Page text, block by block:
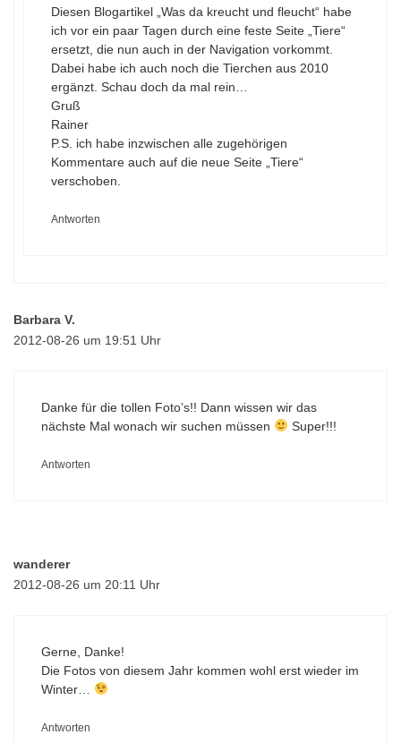
Diesen Blogartikel „Was da kreucht und fleucht“ habe
ich vor ein paar Tagen durch eine feste Seite „Tiere“
ersetzt, die nun auch in der Navigation vorkommt.
Dabei habe ich auch noch die Tierchen aus 2010
ergänzt. Schau doch da mal rein…
Gruß
Rainer
P.S. ich habe inzwischen alle zugehörigen
Kommentare auch auf die neue Seite „Tiere“
verschoben.
Antworten
Barbara V.
2012-08-26 um 19:51 Uhr
Danke für die tollen Foto’s!! Dann wissen wir das
nächste Mal wonach wir suchen müssen
Super!!!
Antworten
wanderer
2012-08-26 um 20:11 Uhr
Gerne, Danke!
Die Fotos von diesem Jahr kommen wohl erst wieder im
Winter…
Antworten